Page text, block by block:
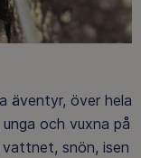
äventyr, över hela
och vuxna på
snön, isen